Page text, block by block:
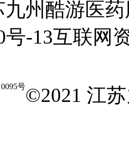
九州酷游医
号-13互联网
号©2021 江